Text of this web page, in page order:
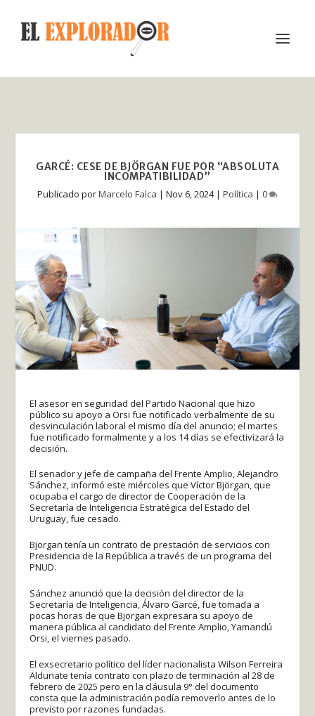
GARCÉ: CESE DE BJÖRGAN FUE POR “ABSOLUTA
INCOMPATIBILIDAD”
Publicado porMarcelo Falca | Nov 6, 2024| Política | 0
El asesor en seguridad del Partido Nacional que hizo
público su apoyo a Orsi fue notificado verbalmente de su
desvinculación laboral el mismo día del anuncio; el martes
fue notificado formalmente y a los 14 días se efectivizará la
decisión.
El senador y jefe de campaña del Frente Amplio, Alejandro
Sánchez, informó este miércoles que Víctor Björgan, que
ocupaba el cargo de director de Cooperación de la
Secretaría de Inteligencia Estratégica del Estado del
Uruguay, fue cesado.
Björgan tenía un contrato de prestación de servicios con
Presidencia de la República a través de un programa del
PNUD.
Sánchez anunció que la decisión del director de la
Secretaría de Inteligencia, Álvaro Garcé, fue tomada a
pocas horas de que Björgan expresara su apoyo de
manera pública al candidato del Frente Amplio, Yamandú
Orsi, el viernes pasado.
El exsecretario político del líder nacionalista Wilson Ferreira
Aldunate tenía contrato con plazo de terminación al 28 de
febrero de 2025 pero en la cláusula 9° del documento
consta que la administración podía removerlo antes de lo
previsto por razones fundadas.